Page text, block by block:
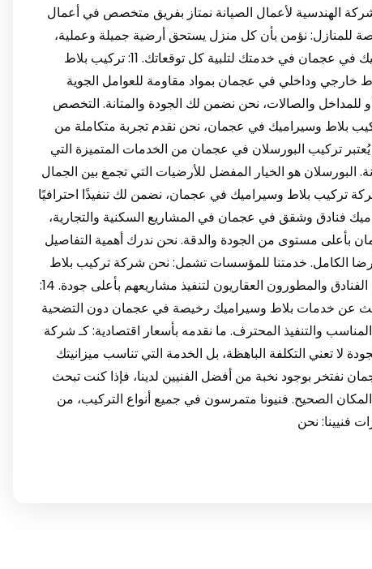
الهندسية لأعمال الصيانة نمتاز بفريق متخصص في أعمال
للمنازل: نؤمن بأن كل منزل يستحق أرضية جميلة وعملية،
لذلك نضع خبرتنا كـ شركة تركيب بلاط وسيراميك في عجمان في خدمتك لتلبية كل توقعاتك. 11: تركيب بلاط
وداخلي في عجمان بمواد مقاومة للعوامل الجوية
للمداخل والصالات، نحن نضمن لك الجودة والمتانة. التخصص
بلاط وسيراميك في عجمان، نحن نقدم تجربة متكاملة من
في عجمان يُعتبر تركيب البورسلان في عجمان من الخدمات المتميزة التي
البورسلان هو الخيار المفضل للأرضيات التي تجمع بين الجمال
شركة تركيب بلاط وسيراميك في عجمان، نضمن لك تنفيذًا احترافيًا
العالمية. 13: تركيب سيراميك فنادق وشقق في عجمان في المشاريع السكنية والتجارية،
بأعلى مستوى من الجودة والدقة. نحن ندرك أهمية التفاصيل
الكامل. خدمتنا للمؤسسات تشمل: نحن شركة تركيب بلاط
وسيراميك في عجمان التي يعتمد عليها أصحاب الفنادق والمطورون العقاريون لتنفيذ مشاريعهم بأعلى جودة. 14:
عن خدمات بلاط وسيراميك رخيصة في عجمان دون التضحية
والتنفيذ المحترف. ما نقدمه بأسعار اقتصادية: كـ شركة
لا تعني التكلفة الباهظة، بل الخدمة التي تناسب ميزانيتك
في عجمان نفتخر بوجود نخبة من أفضل الفنيين لدينا، فإذا كنت تبحث
الصحيح. فنيونا متمرسون في جميع أنواع التركيب، من
فنيينا: نحن